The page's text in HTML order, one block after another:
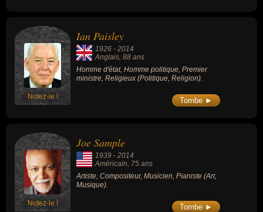
Notez-le !
Ian Paisley
1926 - 2014
Anglais, 88 ans
Homme d'état, Homme politique, Premier
ministre, Religieux (Politique, Religion).
Tombe ►
Notez-le !
Joe Sample
1939 - 2014
Américain , 75 ans
Artiste, Compositeur, Musicien, Pianiste (Art,
Musique).
Tombe ►